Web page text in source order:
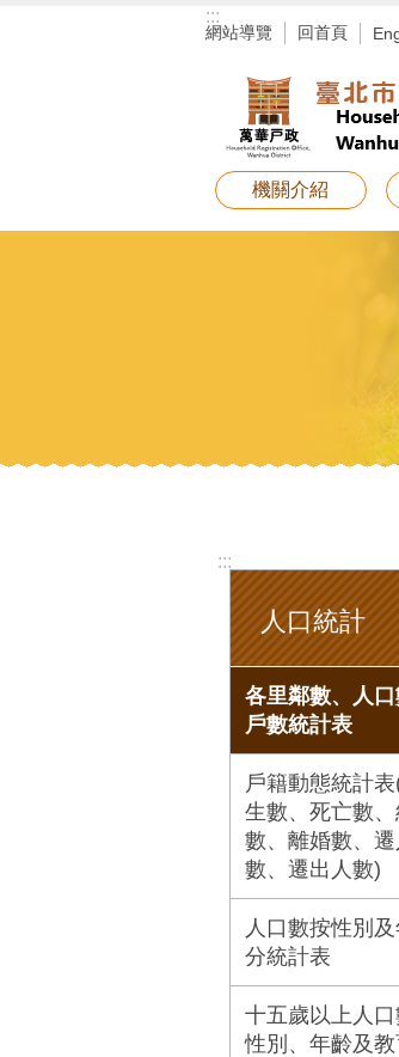
:::
網站導覽 回首頁
機關介紹
:::
人口統計
各里鄰數、人口
戶數統計表
戶籍動態統計
生數、死亡數
數、離婚數、遷
數、遷出人數)
人口數按性別
分統計表
十五歲以上人
性別、年齡及